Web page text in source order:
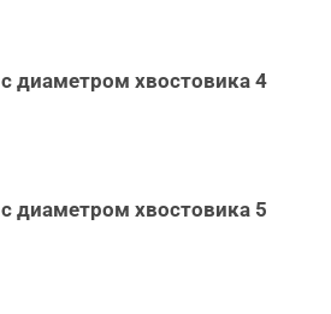
диаметром хвостовика 4
диаметром хвостовика 5